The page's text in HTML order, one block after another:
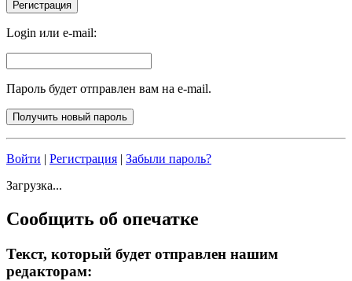
Login или e-mail:
Пароль будет отправлен вам на e-mail.
Войти | Регистрация | Забыли пароль?
Загрузка...
Сообщить об опечатке
Текст, который будет отправлен нашим
редакторам: